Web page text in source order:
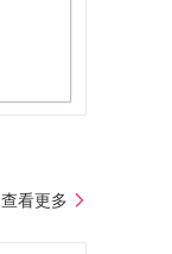
查看更多